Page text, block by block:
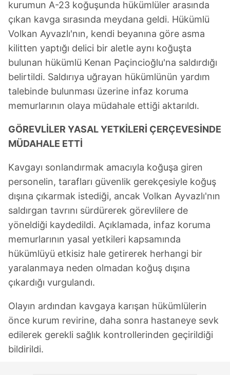
kurumun A-23 koğuşunda hükümlüler arasında
çıkan kavga sırasında meydana geldi. Hükümlü
Volkan Ayvazlı'nın, kendi beyanına göre asma
kilitten yaptığı delici bir aletle aynı koğuşta
bulunan hükümlü Kenan Paçincioğlu'na saldırdığı
belirtildi. Saldırıya uğrayan hükümlünün yardım
talebinde bulunması üzerine infaz koruma
memurlarının olaya müdahale ettiği aktarıldı.
GÖREVLİLER YASAL YETKİLERİ ÇERÇEVESİNDE
MÜDAHALE ETTİ
Kavgayı sonlandırmak amacıyla koğuşa giren
personelin, tarafları güvenlik gerekçesiyle koğuş
dışına çıkarmak istediği, ancak Volkan Ayvazlı'nın
saldırgan tavrını sürdürerek görevlilere de
yöneldiği kaydedildi. Açıklamada, infaz koruma
memurlarının yasal yetkileri kapsamında
hükümlüyü etkisiz hale getirerek herhangi bir
yaralanmaya neden olmadan koğuş dışına
çıkardığı vurgulandı.
Olayın ardından kavgaya karışan hükümlülerin
önce kurum revirine, daha sonra hastaneye sevk
edilerek gerekli sağlık kontrollerinden geçirildiği
bildirildi.